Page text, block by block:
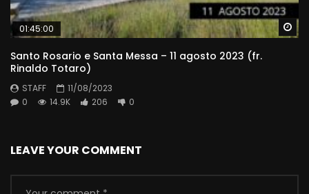
01:45:00
Santo Rosario e Santa Messa – 11 agosto 2023 (fr.
Rinaldo Totaro)
STAFF
11/08/2023
0
14.9K 206 0
LEAVE YOUR COMMENT